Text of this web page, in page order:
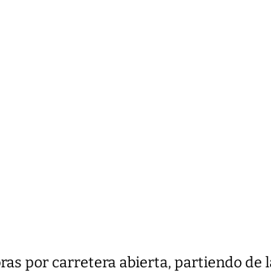
por carretera abierta, partiendo de